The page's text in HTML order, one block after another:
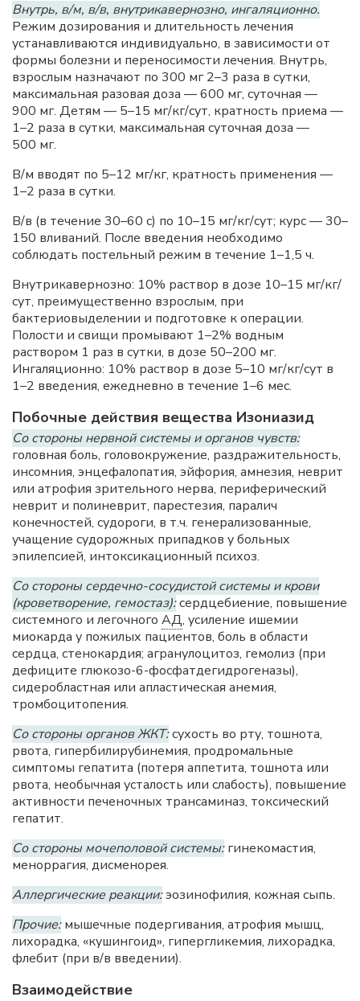
Внутрь, в/м, в/в, внутрикавернозно, ингаляционно.
Режим дозирования и длительность лечения
устанавливаются индивидуально, в зависимости от
формы болезни и переносимости лечения. Внутрь,
взрослым назначают по 300 мг 2–3 раза в сутки,
максимальная разовая доза — 600 мг, суточная —
900 мг. Детям — 5–15 мг/кг/сут, кратность приема —
1–2 раза в сутки, максимальная суточная доза —
500 мг.
В/м вводят по 5–12 мг/кг, кратность применения —
1–2 раза в сутки.
В/в (в течение 30–60 с) по 10–15 мг/кг/сут; курс — 30–
150 вливаний. После введения необходимо
соблюдать постельный режим в течение 1–1,5 ч.
Внутрикавернозно: 10% раствор в дозе 10–15 мг/кг/
сут, преимущественно взрослым, при
бактериовыделении и подготовке к операции.
Полости и свищи промывают 1–2% водным
раствором 1 раз в сутки, в дозе 50–200 мг.
Ингаляционно: 10% раствор в дозе 5–10 мг/кг/сут в
1–2 введения, ежедневно в течение 1–6 мес.
Побочные действия вещества Изониазид
Со стороны нервной системы и органов чувств:
головная боль, головокружение, раздражительность,
инсомния, энцефалопатия, эйфория, амнезия, неврит
или атрофия зрительного нерва, периферический
неврит и полиневрит, парестезия, паралич
конечностей, судороги, в т.ч. генерализованные,
учащение судорожных припадков у больных
эпилепсией, интоксикационный психоз.
Со стороны сердечно-сосудистой системы и крови
(кроветворение, гемостаз):сердцебиение, повышение
системного и легочного АД, усиление ишемии
миокарда у пожилых пациентов, боль в области
сердца, стенокардия; агранулоцитоз, гемолиз (при
дефиците глюкозо-6-фосфатдегидрогеназы),
сидеробластная или апластическая анемия,
тромбоцитопения.
Со стороны органов ЖКТ:сухость во рту, тошнота,
рвота, гипербилирубинемия, продромальные
симптомы гепатита (потеря аппетита, тошнота или
рвота, необычная усталость или слабость), повышение
активности печеночных трансаминаз, токсический
гепатит.
Со стороны мочеполовой системы:гинекомастия,
меноррагия, дисменорея.
Аллергические реакции:эозинофилия, кожная сыпь.
Прочие:мышечные подергивания, атрофия мышц,
лихорадка, «кушингоид», гипергликемия, лихорадка,
флебит (при в/в введении).
Взаимодействие